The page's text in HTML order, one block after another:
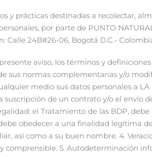
y prácticas destinadas a recolectar,
por parte de PUNTO
Calle 24B#26-06, Bogotá D.C.-
datos personales. 4) Revocar la autorización y/o solicitar la supresión del dato cuando en el Tratamiento, no se respeten los principios, derechos y garantías constitucionales y legales. Versión No. 1 12/04 /17. Aprobado por la Gerencia General en fecha del 26 de Mayo de 2017 5) Acceder en forma gratuita a sus datos personales que hayan sido objeto de Tratamiento. 6) Los demás establecidos en la normatividad vigente. Declaración de Privacidad. La privacidad de la información de los titulares es muy importante para de LA EMPRESA Es por esa razón que se toman las precauciones y recaudos para resguardar su información. LA EMPRESA recopila la información de los titulares de los datos personales con fines estadísticos internos, compartiéndola con sus empresas relacionadas, así como para evaluar sus preferencias y ofrecerles un mejor servicio además de enviar a los titulares informaciòn y/o publicidad relacionada con la empresa y/o con terceros. Los titulares de los datos personales podrán ejercitar los derechos de conocer, acceder, retirar y actualizar su Información Personal, incluyendo su dirección de e-mail, así como a oponerse al tratamiento de la misma y a ser informado de las cesiones llevadas a cabo, todo ello de conformidad a lo dispuesto en la normativa aplicable. Los titulares de los datos personales garantizan y responden, en cualquier caso, de la veracidad, exactitud, vigencia y autenticidad de la Información Personal facilitada y se comprometen a mantenerla debidamente actualizada. El titular de los datos personales podrá revisar, actualizar, y solicitar desactivar enviando un correo indicado en el presente documento. LA EMPRESA podrá mantener información personal que previamente haya sido objeto de modificación o eliminación de los titulares de los datos personales, con la finalidad de resolver disputas o reclamaciones, detectar problemas o incidencias y solucionarlos, por un período de tiempo determinado por la ley o determinado por la finalidad que se persiga. En cualquier caso, la Información Personal de un titular no será inmediatamente retirada de nuestros archivos. LA EMPRESA podrá enviar información o mensajes por e-mail sobre nuevos servicios, mostrar publicidad o promociones, banners de la EMPRESA y/o de terceros, de interés para los titulares de los datos personales, noticias además de la información expresamente autorizada en la sección de preferente. No